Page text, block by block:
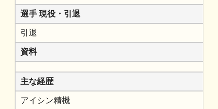
選手 現役・引退
引退
資料
主な経歴
アイシン精機